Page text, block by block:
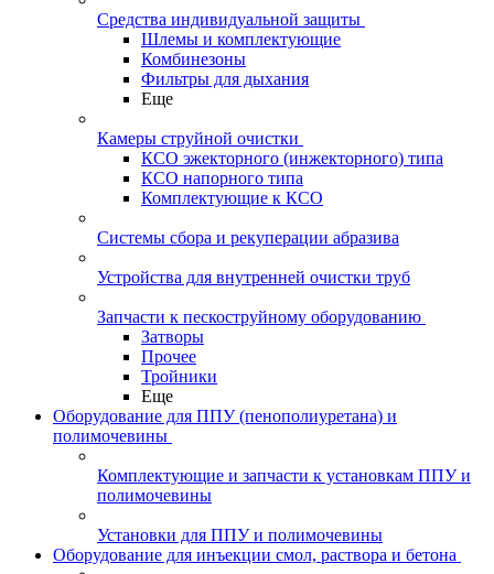
Средства индивидуальной защиты
Шлемы и комплектующие
Комбинезоны
Фильтры для дыхания
Еще
Камеры струйной очистки
КСО эжекторного (инжекторного) типа
КСО напорного типа
Комплектующие к КСО
Системы сбора и рекуперации абразива
Устройства для внутренней очистки труб
Запчасти к пескоструйному оборудованию
Затворы
Прочее
Тройники
Еще
Оборудование для ППУ (пенополиуретана) и
полимочевины
Комплектующие и запчасти к установкам ППУ и
полимочевины
Установки для ППУ и полимочевины
Оборудование для инъекции смол, раствора и бетона